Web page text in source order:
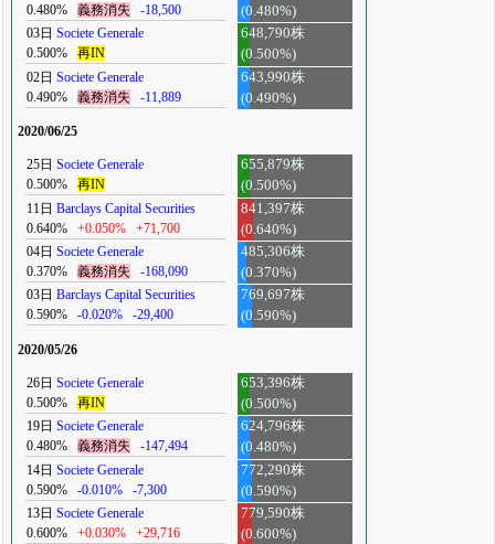
0.480%
義務消失 -18,500
(0.480%)
03日 Societe Generale
0.500%
再IN
648,790株
(0.500%)
02日 Societe Generale
0.490%
義務消失 -11,889
643,990株
(0.490%)
2020/06/25
25日 Societe Generale
0.500%
再IN
655,879株
(0.500%)
11日 Barclays Capital Securities
0.640%
+0.050% +71,700
841,397株
(0.640%)
04日 Societe Generale
0.370%
義務消失 -168,090
485,306株
(0.370%)
03日 Barclays Capital Securities
0.590%
-0.020% -29,400
769,697株
(0.590%)
2020/05/26
26日 Societe Generale
0.500%
再IN
653,396株
(0.500%)
19日 Societe Generale
0.480%
義務消失 -147,494
624,796株
(0.480%)
14日 Societe Generale
0.590%
-0.010% -7,300
772,290株
(0.590%)
13日 Societe Generale
0.600%
+0.030% +29,716
779,590株
(0.600%)